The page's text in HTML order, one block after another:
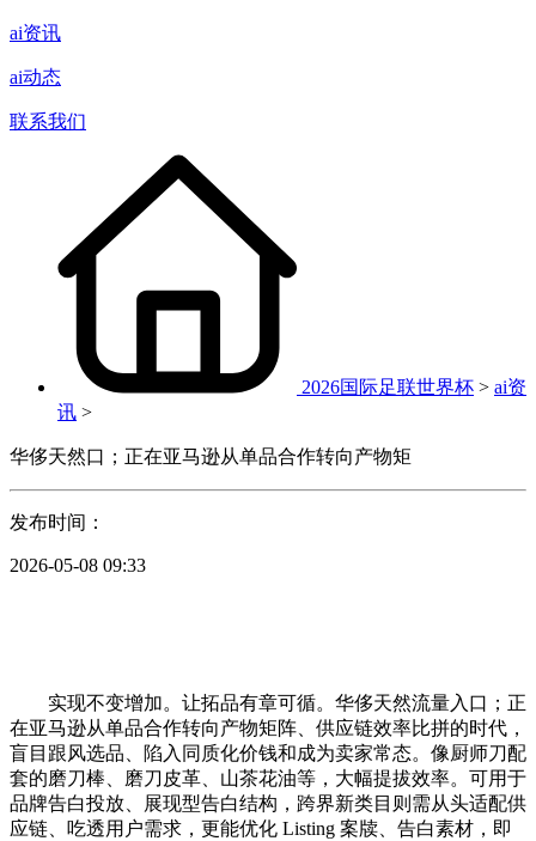
ai资讯
ai动态
联系我们
2026国际足联世界杯 > ai资
讯 >
华侈天然口；正在亚马逊从单品合作转向产物矩
发布时间：
2026-05-08 09:33
实现不变增加。让拓品有章可循。华侈天然流量入口；正
在亚马逊从单品合作转向产物矩阵、供应链效率比拼的时代，
盲目跟风选品、陷入同质化价钱和成为卖家常态。像厨师刀配
套的磨刀棒、磨刀皮革、山茶花油等，大幅提拔效率。可用于
品牌告白投放、展现型告白结构，跨界新类目则需从头适配供
应链、吃透用户需求，更能优化 Listing 案牍、告白素材，即